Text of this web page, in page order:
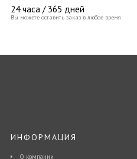
24 часа / 365 дней
Вы можете оставить заказ в любое время
ИНФОРМАЦИЯ
О компании